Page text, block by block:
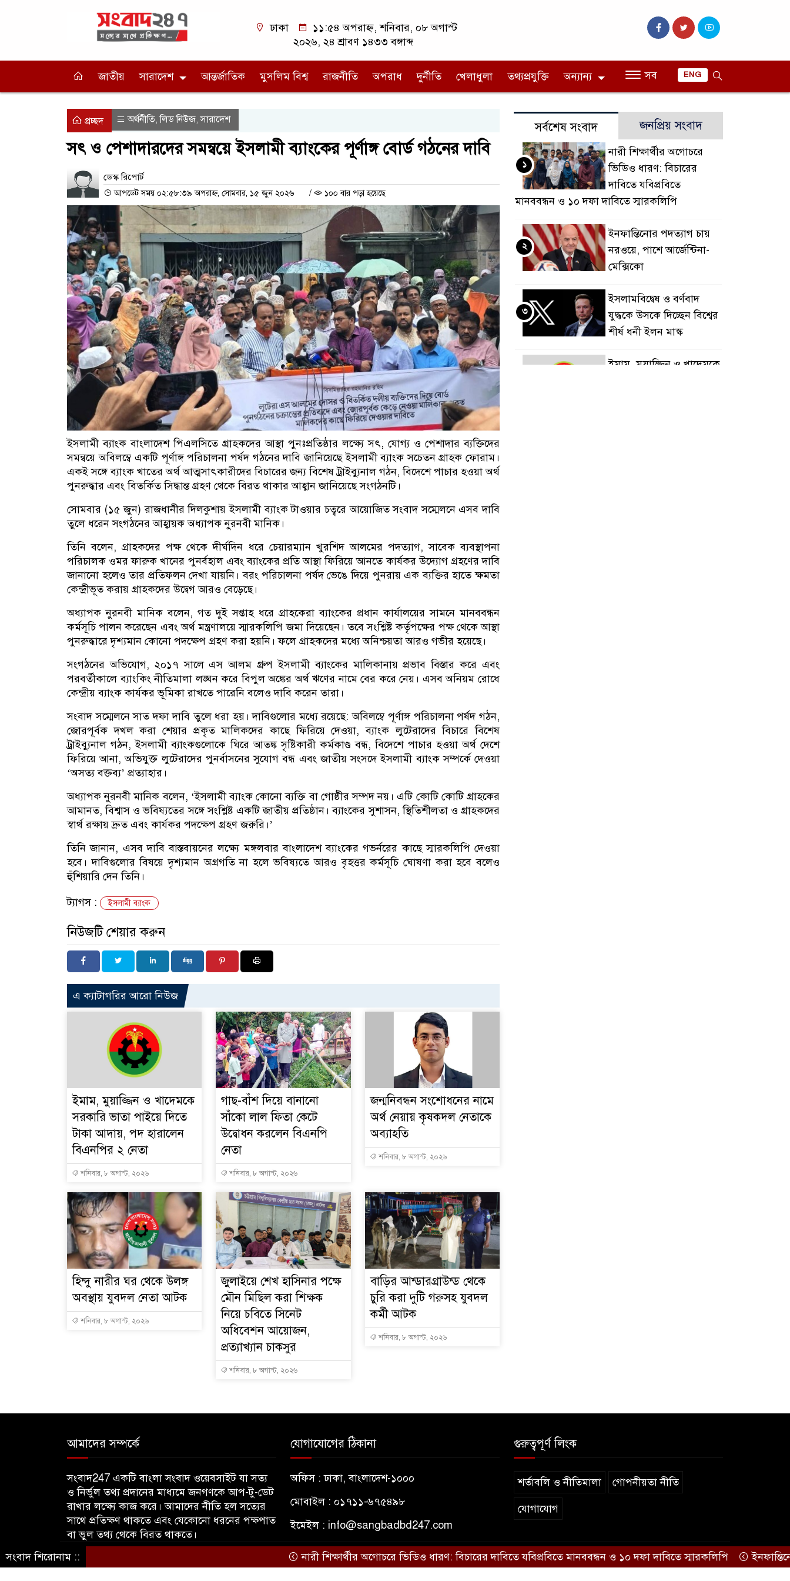
ঢাকা
১১:৫৪ অপরাহ্ন, শনিবার, ০৮ অগাস্ট
২০২৬, ২৪ শ্রাবণ ১৪৩৩ বঙ্গাব্দ
জাতীয় সারাদেশ আন্তর্জাতিক মুসলিম বিশ্ব রাজনীতি অপরাধ দুর্নীতি খেলাধুলা তথ্যপ্রযুক্তি অন্যান্য সব ENG
প্রচ্ছদ অর্থনীতি,লিড নিউজ,সারাদেশ
সৎ ও পেশাদারদের সমন্বয়ে ইসলামী ব্যাংকের পূর্ণাঙ্গ বোর্ড গঠনের দাবি
ডেস্ক রিপোর্ট
আপডেট সময় ০২:৫৮:৩৯ অপরাহ্ন, সোমবার, ১৫ জুন ২০২৬ / ১০০ বার পড়া হয়েছে
ইসলামী ব্যাংক বাংলাদেশ পিএলসিতে গ্রাহকদের আস্থা পুনঃপ্রতিষ্ঠার লক্ষ্যে সৎ, যোগ্য ও পেশাদার ব্যক্তিদের
সমন্বয়ে অবিলম্বে একটি পূর্ণাঙ্গ পরিচালনা পর্ষদ গঠনের দাবি জানিয়েছে ইসলামী ব্যাংক সচেতন গ্রাহক ফোরাম।
একই সঙ্গে ব্যাংক খাতের অর্থ আত্মসাৎকারীদের বিচারের জন্য বিশেষ ট্রাইব্যুনাল গঠন, বিদেশে পাচার হওয়া অর্থ
পুনরুদ্ধার এবং বিতর্কিত সিদ্ধান্ত গ্রহণ থেকে বিরত থাকার আহ্বান জানিয়েছে সংগঠনটি।
সোমবার (১৫ জুন) রাজধানীর দিলকুশায় ইসলামী ব্যাংক টাওয়ার চত্বরে আয়োজিত সংবাদ সম্মেলনে এসব দাবি
তুলে ধরেন সংগঠনের আহ্বায়ক অধ্যাপক নুরনবী মানিক।
তিনি বলেন, গ্রাহকদের পক্ষ থেকে দীর্ঘদিন ধরে চেয়ারম্যান খুরশিদ আলমের পদত্যাগ, সাবেক ব্যবস্থাপনা
পরিচালক ওমর ফারুক খানের পুনর্বহাল এবং ব্যাংকের প্রতি আস্থা ফিরিয়ে আনতে কার্যকর উদ্যোগ গ্রহণের দাবি
জানানো হলেও তার প্রতিফলন দেখা যায়নি। বরং পরিচালনা পর্ষদ ভেঙে দিয়ে পুনরায় এক ব্যক্তির হাতে ক্ষমতা
কেন্দ্রীভূত করায় গ্রাহকদের উদ্বেগ আরও বেড়েছে।
অধ্যাপক নুরনবী মানিক বলেন, গত দুই সপ্তাহ ধরে গ্রাহকেরা ব্যাংকের প্রধান কার্যালয়ের সামনে মানববন্ধন
কর্মসূচি পালন করেছেন এবং অর্থ মন্ত্রণালয়ে স্মারকলিপি জমা দিয়েছেন। তবে সংশ্লিষ্ট কর্তৃপক্ষের পক্ষ থেকে আস্থা
পুনরুদ্ধারে দৃশ্যমান কোনো পদক্ষেপ গ্রহণ করা হয়নি। ফলে গ্রাহকদের মধ্যে অনিশ্চয়তা আরও গভীর হয়েছে।
সংগঠনের অভিযোগ, ২০১৭ সালে এস আলম গ্রুপ ইসলামী ব্যাংকের মালিকানায় প্রভাব বিস্তার করে এবং
পরবর্তীকালে ব্যাংকিং নীতিমালা লঙ্ঘন করে বিপুল অঙ্কের অর্থ ঋণের নামে বের করে নেয়। এসব অনিয়ম রোধে
কেন্দ্রীয় ব্যাংক কার্যকর ভূমিকা রাখতে পারেনি বলেও দাবি করেন তারা।
সংবাদ সম্মেলনে সাত দফা দাবি তুলে ধরা হয়। দাবিগুলোর মধ্যে রয়েছে: অবিলম্বে পূর্ণাঙ্গ পরিচালনা পর্ষদ গঠন,
জোরপূর্বক দখল করা শেয়ার প্রকৃত মালিকদের কাছে ফিরিয়ে দেওয়া, ব্যাংক লুটেরাদের বিচারে বিশেষ
ট্রাইব্যুনাল গঠন, ইসলামী ব্যাংকগুলোকে ঘিরে আতঙ্ক সৃষ্টিকারী কর্মকাণ্ড বন্ধ, বিদেশে পাচার হওয়া অর্থ দেশে
ফিরিয়ে আনা, অভিযুক্ত লুটেরাদের পুনর্বাসনের সুযোগ বন্ধ এবং জাতীয় সংসদে ইসলামী ব্যাংক সম্পর্কে দেওয়া
‘অসত্য বক্তব্য’ প্রত্যাহার।
অধ্যাপক নুরনবী মানিক বলেন, ‘ইসলামী ব্যাংক কোনো ব্যক্তি বা গোষ্ঠীর সম্পদ নয়। এটি কোটি কোটি গ্রাহকের
আমানত, বিশ্বাস ও ভবিষ্যতের সঙ্গে সংশ্লিষ্ট একটি জাতীয় প্রতিষ্ঠান। ব্যাংকের সুশাসন, স্থিতিশীলতা ও গ্রাহকদের
স্বার্থ রক্ষায় দ্রুত এবং কার্যকর পদক্ষেপ গ্রহণ জরুরি।’
তিনি জানান, এসব দাবি বাস্তবায়নের লক্ষ্যে মঙ্গলবার বাংলাদেশ ব্যাংকের গভর্নরের কাছে স্মারকলিপি দেওয়া
হবে। দাবিগুলোর বিষয়ে দৃশ্যমান অগ্রগতি না হলে ভবিষ্যতে আরও বৃহত্তর কর্মসূচি ঘোষণা করা হবে বলেও
হুঁশিয়ারি দেন তিনি।
ট্যাগস :
ইসলামী ব্যাংক
নিউজটি শেয়ার করুন
এ ক্যাটাগরির আরো নিউজ
ইমাম, মুয়াজ্জিন ও খাদেমকে
সরকারি ভাতা পাইয়ে দিতে
টাকা আদায়, পদ হারালেন
বিএনপির ২ নেতা
শনিবার, ৮ অগাস্ট, ২০২৬
গাছ-বাঁশ দিয়ে বানানো
সাঁকো লাল ফিতা কেটে
উদ্বোধন করলেন বিএনপি
নেতা
শনিবার, ৮ অগাস্ট, ২০২৬
জন্মনিবন্ধন সংশোধনের নামে
অর্থ নেয়ায় কৃষকদল নেতাকে
অব্যাহতি
শনিবার, ৮ অগাস্ট, ২০২৬
হিন্দু নারীর ঘর থেকে উলঙ্গ
অবস্থায় যুবদল নেতা আটক
শনিবার, ৮ অগাস্ট, ২০২৬
জুলাইয়ে শেখ হাসিনার পক্ষে
মৌন মিছিল করা শিক্ষক
নিয়ে চবিতে সিনেট
অধিবেশন আয়োজন,
প্রত্যাখ্যান চাকসুর
শনিবার, ৮ অগাস্ট, ২০২৬
বাড়ির আন্ডারগ্রাউন্ড থেকে
চুরি করা দুটি গরুসহ যুবদল
কর্মী আটক
শনিবার, ৮ অগাস্ট, ২০২৬
সর্বশেষ সংবাদ জনপ্রিয় সংবাদ
নারী শিক্ষার্থীর অগোচরে
ভিডিও ধারণ: বিচারের
দাবিতে যবিপ্রবিতে
মানববন্ধন ও ১০ দফা দাবিতে স্মারকলিপি
১
ইনফান্তিনোর পদত্যাগ চায়
নরওয়ে, পাশে আর্জেন্টিনা-
মেক্সিকো
২
ইসলামবিদ্বেষ ও বর্ণবাদ
যুদ্ধকে উসকে দিচ্ছেন বিশ্বের
শীর্ষ ধনী ইলন মাস্ক
৩
ইমাম, মুয়াজ্জিন ও খাদেমকে
আমাদের সম্পর্কে
সংবাদ247 একটি বাংলা সংবাদ ওয়েবসাইট যা সত্য
ও নির্ভুল তথ্য প্রদানের মাধ্যমে জনগণকে আপ-টু-ডেট
রাখার লক্ষ্যে কাজ করে। আমাদের নীতি হল সত্যের
সাথে প্রতিক্ষণ থাকতে এবং যেকোনো ধরনের পক্ষপাত
বা ভুল তথ্য থেকে বিরত থাকতে।
যোগাযোগের ঠিকানা
অফিস : ঢাকা, বাংলাদেশ-১০০০
মোবাইল : ০১৭১১-৬৭৫৪৯৮
ইমেইল : info@sangbadbd247.com
গুরুত্বপূর্ণ লিংক
শর্তাবলি ও নীতিমালা গোপনীয়তা নীতি
যোগাযোগ
© sangbadbd247 .
সংবাদ শিরোনাম :: নারী শিক্ষার্থীর অগোচরে ভিডিও ধারণ: বিচারের দাবিতে যবিপ্রবিতে মানববন্ধন ও ১০ দফা দাবিতে স্মারকলিপি ইনফান্তিনোর